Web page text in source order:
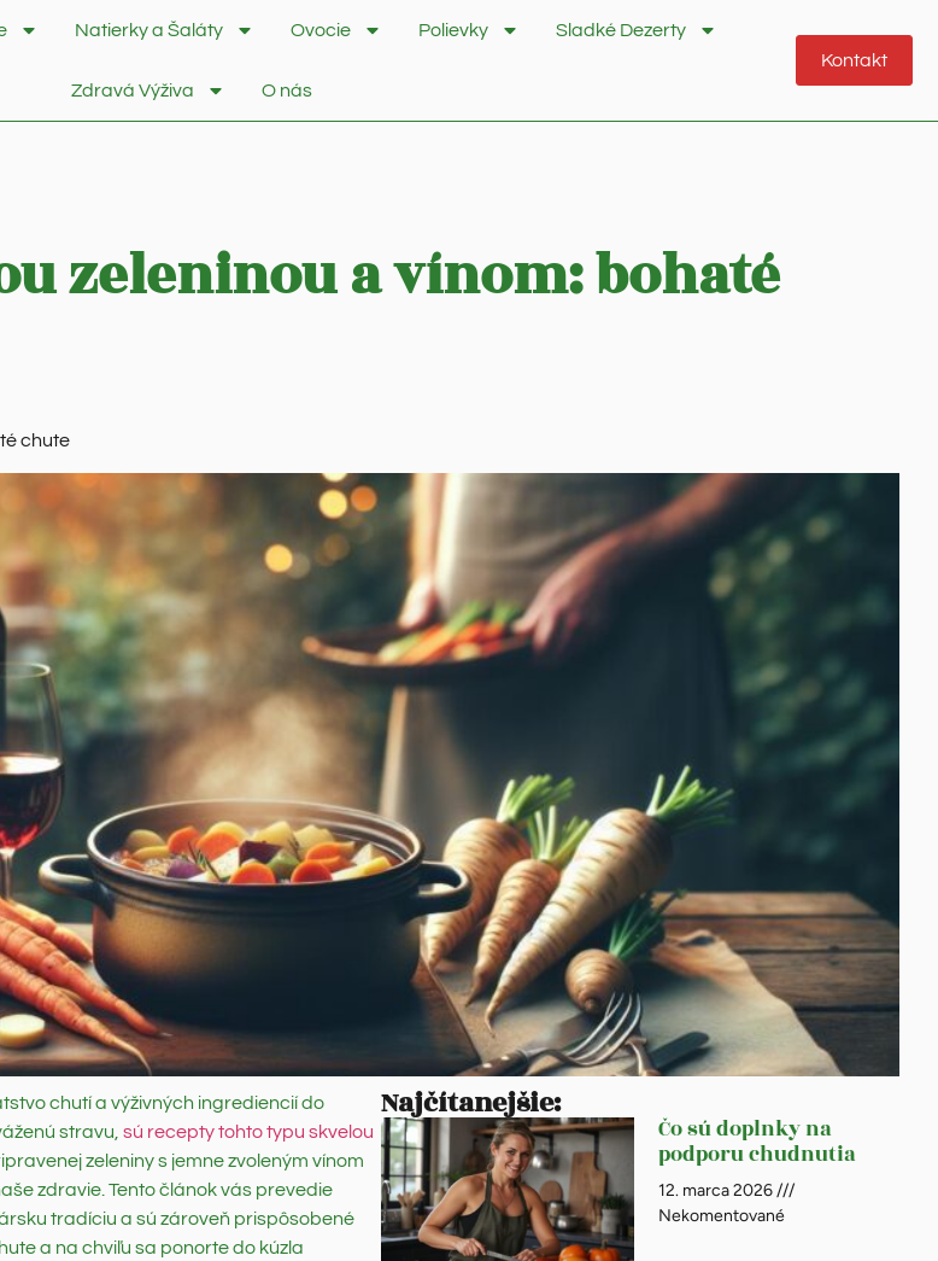
Natierky a Šaláty Ovocie Polievky Sladké Dezerty
Zdravá Výživa O nás
Kontakt
zeleninou a vínom: bohaté
chute
chutí a výživných ingrediencií do
stravu, sú recepty tohto typu skvelou
zeleniny s jemne zvoleným vínom
zdravie. Tento článok vás prevedie
tradíciu a sú zároveň prispôsobené
a na chviľu sa ponorte do kúzla
Najčítanejšie:
Čo sú doplnky na
podporu chudnutia
12. marca 2026
Nekomentované